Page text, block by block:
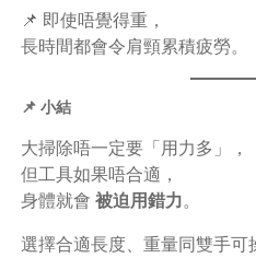
📌 即使唔覺得重，
長時間都會令肩頸累積疲勞。
📌 小結
大掃除唔一定要「用力多」，
但工具如果唔合適，
身體就會 被迫用錯力。
選擇合適長度、重量同雙手可